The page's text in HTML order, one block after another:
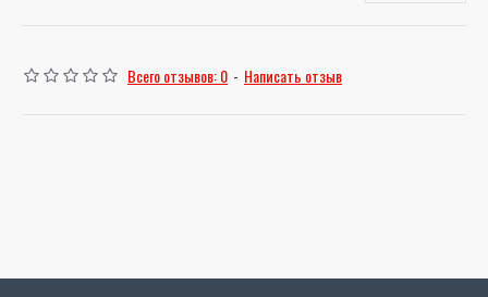
Всего отзывов: 0 - Написать отзыв